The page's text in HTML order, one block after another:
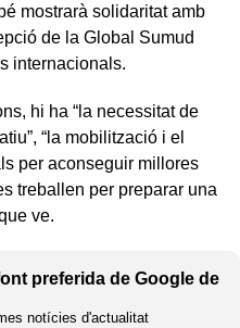
mostrarà solidaritat amb
de la Global Sumud
internacionals.
hi ha “la necessitat de
“la mobilització i el
per aconseguir millores
treballen per preparar una
ve.
preferida de Google de
notícies d'actualitat